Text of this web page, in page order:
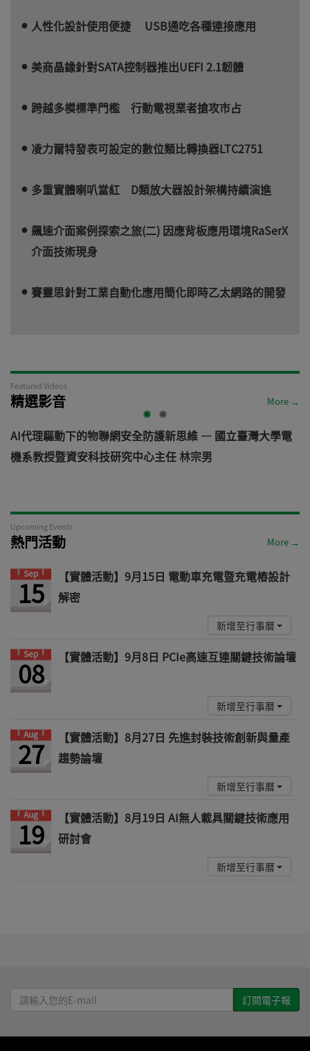
人性化設計使用便捷 USB通吃各種連接應用
美商晶鐌針對SATA控制器推出UEFI 2.1韌體
跨越多模標準門檻 行動電視業者搶攻市占
凌力爾特發表可設定的數位類比轉換器LTC2751
多重實體喇叭當紅 D類放大器設計架構持續演進
飆速介面案例探索之旅(二) 因應背板應用環境RaSerX
介面技術現身
賽靈思針對工業自動化應用簡化即時乙太網路的開發
Featured Videos
精選影音 More →
AI代理驅動下的物聯網安全防護新思維 — 國立臺灣大學電
機系教授暨資安科技研究中心主任 林宗男
Upcoming Events
熱門活動 More →
Sep
15
【實體活動】9月15日 電動車充電暨充電樁設計
解密
新增至行事曆
Sep
08 【實體活動】9月8日 PCIe高速互連關鍵技術論壇
新增至行事曆
Aug
27
【實體活動】8月27日 先進封裝技術創新與量產
趨勢論壇
新增至行事曆
Aug
19
【實體活動】8月19日 AI無人載具關鍵技術應用
研討會
新增至行事曆
請
輸